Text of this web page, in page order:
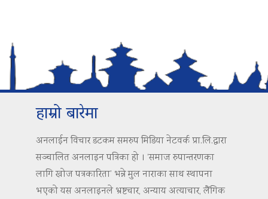
हाम्रो बारेमा
अनलाईन विचार डटकम समरुप मिडिया नेटवर्क प्रा.लि.द्वारा
सञ्चालित अनलाइन पत्रिका हो । ‘समाज रुपान्तरणका
लागि खोज पत्रकारिता’ भन्ने मुल नाराका साथ स्थापना
भएको यस अनलाइनले भ्रष्टचार, अन्याय अत्याचार, लैंगिक